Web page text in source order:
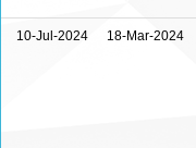
10-Jul-2024 18-Mar-2024